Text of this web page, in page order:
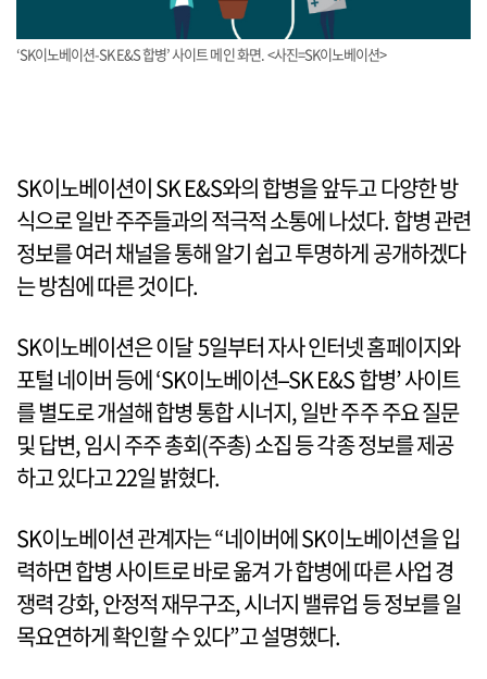
‘SK이노베이션-SK E&S 합병’ 사이트 메인 화면. <사진=SK이노베이션>
SK이노베이션이 SK E&S와의 합병을 앞두고 다양한 방
식으로 일반 주주들과의 적극적 소통에 나섰다. 합병 관련
정보를 여러 채널을 통해 알기 쉽고 투명하게 공개하겠다
는 방침에 따른 것이다.
SK이노베이션은 이달 5일부터 자사 인터넷 홈페이지와
포털 네이버 등에 ‘SK이노베이션–SK E&S 합병’ 사이트
를 별도로 개설해 합병 통합 시너지, 일반 주주 주요 질문
및 답변, 임시 주주 총회(주총) 소집 등 각종 정보를 제공
하고 있다고 22일 밝혔다.
SK이노베이션 관계자는 “네이버에 SK이노베이션을 입
력하면 합병 사이트로 바로 옮겨 가 합병에 따른 사업 경
쟁력 강화, 안정적 재무구조, 시너지 밸류업 등 정보를 일
목요연하게 확인할 수 있다”고 설명했다.